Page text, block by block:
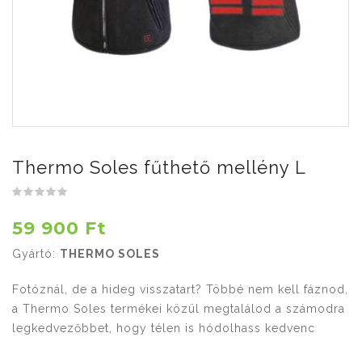
Thermo Soles fűthető mellény L
59 900 Ft
Gyártó: THERMO SOLES
Fotóznál, de a hideg visszatart? Többé nem kell fáznod,
a Thermo Soles termékei közül megtalálod a számodra
legkedvezőbbet, hogy télen is hódolhass kedvenc